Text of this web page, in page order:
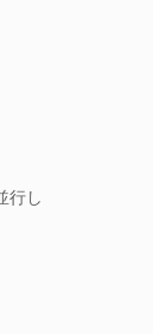
行し